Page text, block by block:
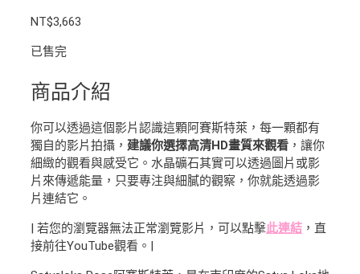
NT$3,663
已售完
商品介紹
你可以透過這個影片認識這顆阿賽斯特萊，每一顆都有
獨自的影片拍攝， 建議你選擇高清HD畫質來觀看 ，讓你
細緻的觀看與感受它。水晶礦石其實可以透過圖片或影
片來傳遞能量，只要專注與細膩的觀察，你就能透過影
片連結它。
| 若您的瀏覽器無法正常瀏覽影片，可以點擊此連結 ，直
接前往YouTube觀看。|